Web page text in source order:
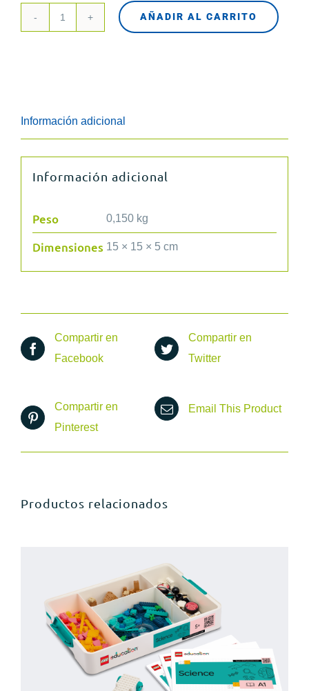
AÑADIR AL CARRITO
Información adicional
Información adicional
Peso 0,150 kg
Dimensiones 15 × 15 × 5 cm
Compartir en
Facebook
Compartir en
Twitter
Compartir en
Pinterest
Email This Product
Productos relacionados